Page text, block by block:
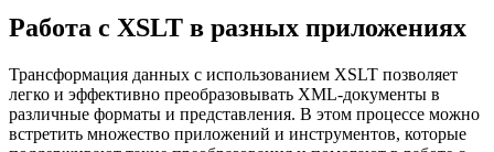
Работа с XSLT в разных приложениях
Трансформация данных с использованием XSLT позволяет
легко и эффективно преобразовывать XML-документы в
различные форматы и представления. В этом процессе можно
встретить множество приложений и инструментов, которые